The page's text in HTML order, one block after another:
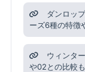
ダンロッ
ーズ6種の特徴
ウィンタ
や02との比較